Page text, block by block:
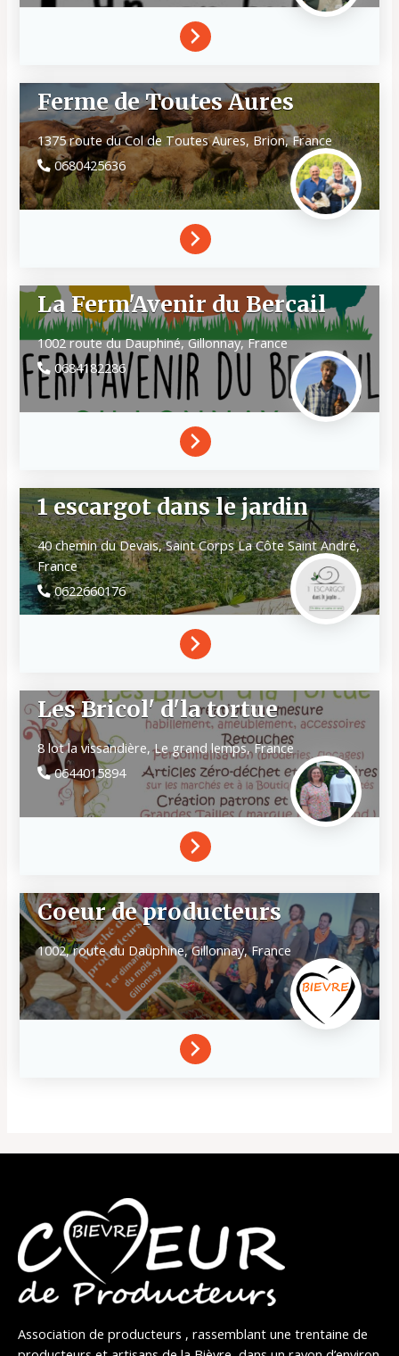
Ferme de Toutes Aures
1375 route du Col de Toutes Aures, Brion,France
0680425636
La Ferm'Avenir du Bercail
1002 route du Dauphiné,Gillonnay,France
0684182286
1 escargot dans le jardin
40 chemin du Devais, Saint CorpsLa Côte Saint André,
France
0622660176
Les Bricol' d'la tortue
8 lot la vissandière,Le grand lemps,France
0644015894
Coeur de producteurs
1002, route du Dauphine,Gillonnay,France
Association de producteurs , rassemblant une trentaine de